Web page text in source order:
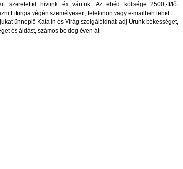
szeretettel hívunk és várunk. Az ebéd költsége 2500,-ft/fő.
Liturgia végén személyesen, telefonon vagy e-mailben lehet.
ünneplő Katalin és Virág szolgálóidnak adj Urunk békességet,
és áldást, számos boldog éven át!